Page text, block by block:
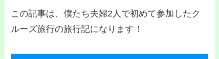
この記事は、僕たち夫婦2人で初めて参加したク
ルーズ旅行の旅行記になります！